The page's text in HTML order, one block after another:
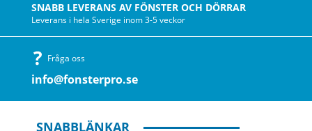
SNABB LEVERANS AV FÖNSTER OCH DÖRRAR
Leverans i hela Sverige inom 3-5 veckor
Fråga oss
info@fonsterpro.se
SNABBLÄNKAR